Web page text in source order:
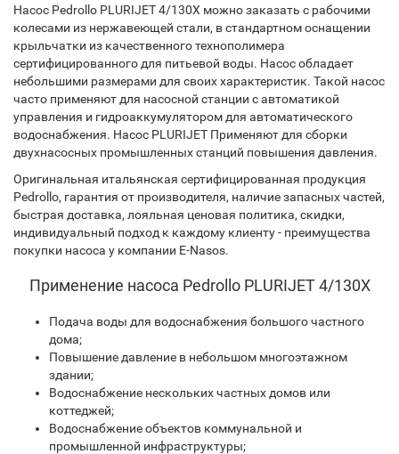
Насос Pedrollo PLURIJET 4/130X можно заказать с рабочими
колесами из нержавеющей стали, в стандартном оснащении
крыльчатки из качественного технополимера
сертифицированного для питьевой воды. Насос обладает
небольшими размерами для своих характеристик. Такой насос
часто применяют для насосной станции с автоматикой
управления и гидроаккумулятором для автоматического
водоснабжения. Насос PLURIJET Применяют для сборки
двухнасосных промышленных станций повышения давления.
Оригинальная итальянская сертифицированная продукция
Pedrollo, гарантия от производителя, наличие запасных частей,
быстрая доставка, лояльная ценовая политика, скидки,
индивидуальный подход к каждому клиенту - преимущества
покупки насоса у компании E-Nasos.
Применение насоса Pedrollo PLURIJET 4/130X
Подача воды для водоснабжения большого частного
дома;
Повышение давление в небольшом многоэтажном
здании;
Водоснабжение нескольких частных домов или
коттеджей;
Водоснабжение объектов коммунальной и
промышленной инфраструктуры;